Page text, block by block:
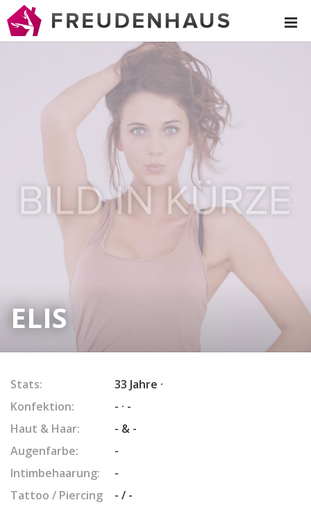
ELIS
Stats:
33 Jahre ·
Konfektion:
- · -
Haut & Haar:
- & -
Augenfarbe:
-
Intimbehaarung:
-
Tattoo / Piercing
- / -